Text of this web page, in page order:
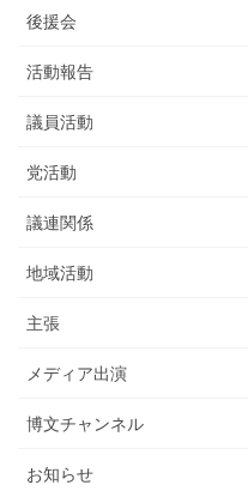
後援会
活動報告
議員活動
党活動
議連関係
地域活動
主張
メディア出演
博文チャンネル
お知らせ